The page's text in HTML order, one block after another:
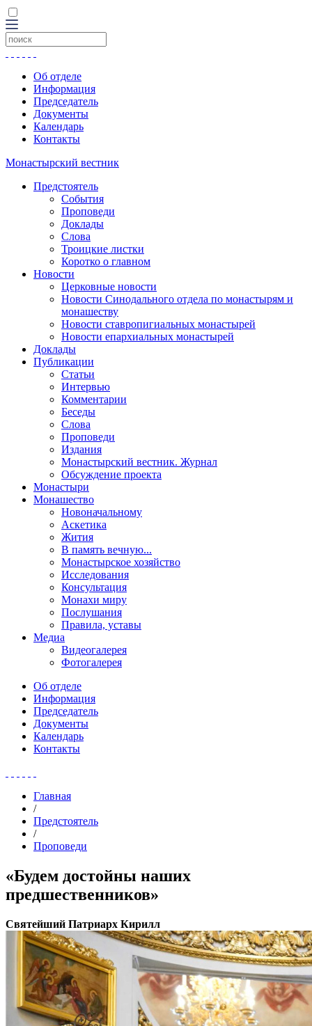
Об отделе
Информация
Председатель
Документы
Календарь
Контакты
Монастырский вестник
Предстоятель
События
Проповеди
Доклады
Слова
Троицкие листки
Коротко о главном
Новости
Церковные новости
Новости Синодального отдела по монастырям и
монашеству
Новости ставропигиальных монастырей
Новости епархиальных монастырей
Доклады
Публикации
Статьи
Интервью
Комментарии
Беседы
Слова
Проповеди
Издания
Монастырский вестник. Журнал
Обсуждение проекта
Монастыри
Монашество
Новоначальному
Аскетика
Жития
В память вечную...
Монастырское хозяйство
Исследования
Консультация
Монахи миру
Послушания
Правила, уставы
Медиа
Видеогалерея
Фотогалерея
Об отделе
Информация
Председатель
Документы
Календарь
Контакты
Главная
/
Предстоятель
/
Проповеди
«Будем достойны наших
предшественников»
Святейший Патриарх Кирилл